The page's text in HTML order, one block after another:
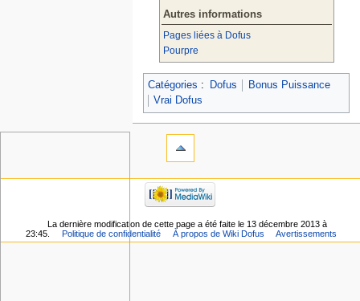
Autres informations
Pages liées à Dofus
Pourpre
Catégories : Dofus
Bonus Puissance
Vrai Dofus
La dernière modification de cette page a été faite le 13 décembre 2013 à
23:45.
Politique de confidentialité À propos de Wiki Dofus Avertissements